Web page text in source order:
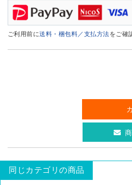
ご利用前に送料・梱包料／支払方法をご確
同じカテゴリの商品